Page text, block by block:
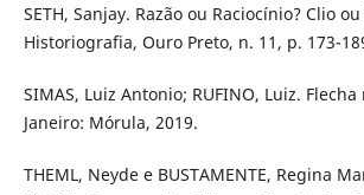
SETH, Sanjay. Razão ou Raciocínio? Clio
Historiografia, Ouro Preto, n. 11, p. 173-
SIMAS, Luiz Antonio; RUFINO, Luiz.
Janeiro: Mórula, 2019.
THEML, Neyde e BUSTAMENTE, Regina